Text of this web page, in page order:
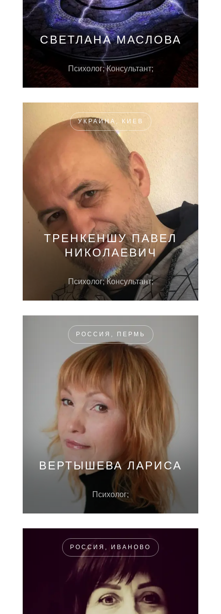
СВЕТЛАНА МАСЛОВА
Психолог; Консультант;
УКРАИНА, КИЕВ
ТРЕНКЕНШУ ПАВЕЛ
НИКОЛАЕВИЧ
Психолог; Консультант;
РОССИЯ, ПЕРМЬ
ВЕРТЫШЕВА ЛАРИСА
Психолог;
РОССИЯ, ИВАНОВО